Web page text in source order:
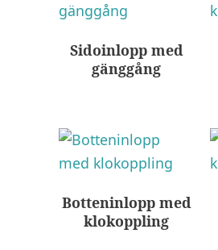
Sidoinlopp med
gänggång
Botteninlopp med
klokoppling